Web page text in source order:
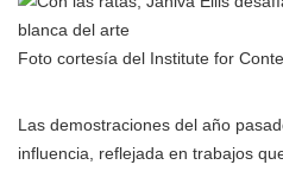
Foto cortesía del Institute for
Las demostraciones del año
influencia, reflejada en trabajos